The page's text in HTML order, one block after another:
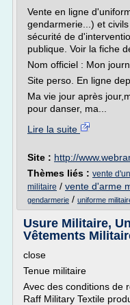
Vente en ligne
gendarmerie...) et
sécurité de
publique. Voir la fiche
Nom officiel : Mon
Site perso. En ligne
Ma vie jour après
pour danser, ma...
Lire la suite
Site : http://
Thèmes liés : vente
militaire / vente d'arme
gendarmerie / uniforme
Usure Militaire,
Vêtements
close
Tenue militaire
Avec des conditions de
Raff Military Textile